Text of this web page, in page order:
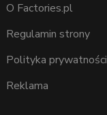
O Factories.pl
Regulamin strony
Polityka prywatności
Reklama